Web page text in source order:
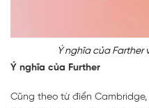
Ý nghĩa của Farther
Ý nghĩa của Further
Cũng theo từ điển